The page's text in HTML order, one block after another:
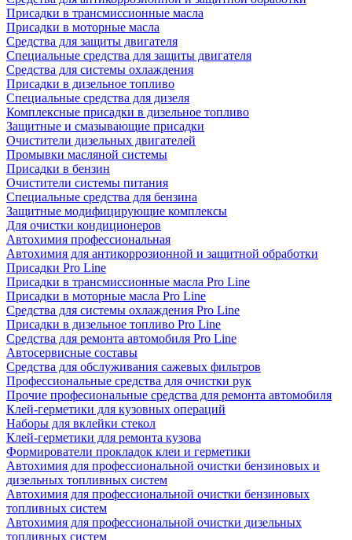
Присадки в трансмиссионные масла
Присадки в моторные масла
Средства для защиты двигателя
Специальныe средства для защиты двигателя
Средства для системы охлаждения
Присадки в дизельное топливо
Спeциальные средства для дизеля
Комплексные присадки в дизельное топливо
Защитные и смазывающие присадки
Очистители дизельных двигателей
Промывки масляной системы
Присадки в бензин
Очистители системы питания
Специальные срeдства для бензина
Защитные модифицирующие комплексы
Для очистки кондиционеров
Автохимия профессиональная
Автохимия для антикоррозионной и защитной обработки
Присадки Pro Line
Присадки в трансмиссионные масла Pro Line
Присадки в моторные масла Pro Line
Средства для системы охлаждения Pro Line
Присадки в дизельное топливо Pro Line
Средства для ремонта автомобиля Pro Line
Автосервисные составы
Средства для обслуживания сажевых фильтров
Профессиональные средства для очистки рук
Прочие професиональные средства для ремонта автомобиля
Клей-герметики для кузовных операций
Наборы для вклейки стекол
Клей-герметики для ремонта кузова
Формирователи прокладок клеи и герметики
Автохимия для профессиональной очистки бензиновых и
дизельных топливных систем
Автохимия для профессиональной очистки бензиновых
топливных систем
Автохимия для профессиональной очистки дизельных
топливных систем